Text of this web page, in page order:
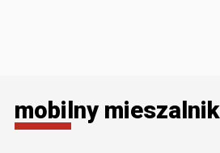
mobilny mieszalnik